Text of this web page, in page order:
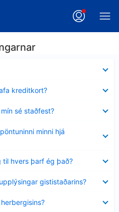
kreditkort?
sé staðfest?
minni hjá
til hvers þarf ég það?
gististaðarins?